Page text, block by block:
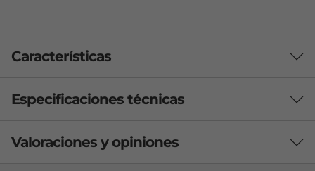
Características
Especificaciones técnicas
Rendimiento
Valoraciones y opiniones